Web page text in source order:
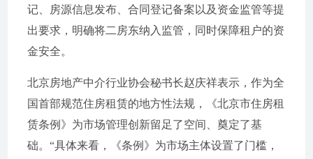
记、房源信息发布、合同登记备案以及资金监管等提
出要求，明确将二房东纳入监管，同时保障租户的资
金安全。
北京房地产中介行业协会秘书长赵庆祥表示，作为全
国首部规范住房租赁的地方性法规，《北京市住房租
赁条例》为市场管理创新留足了空间、奠定了基
础。“具体来看，《条例》为市场主体设置了门槛，